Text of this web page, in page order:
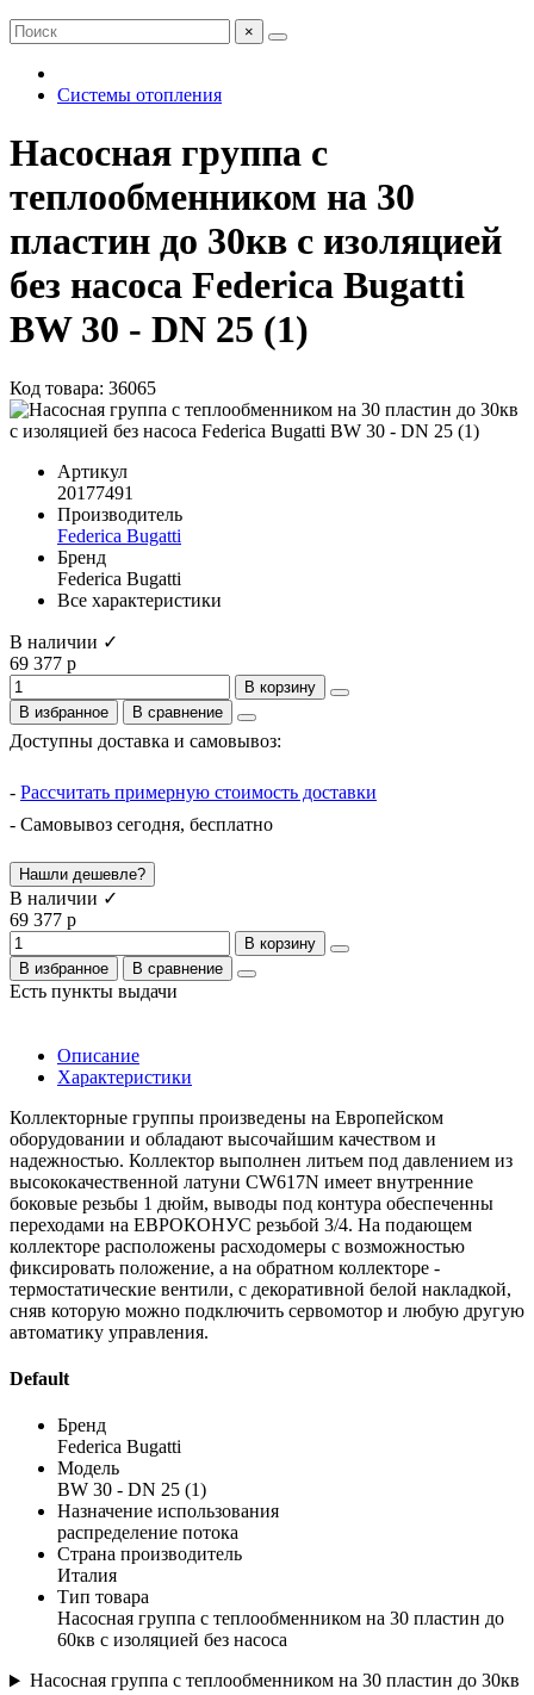
×
Системы отопления
Насосная группа с
теплообменником на 30
пластин до 30кв с изоляцией
без насоса Federica Bugatti
BW 30 - DN 25 (1)
Код товара: 36065
Артикул
20177491
Производитель
Federica Bugatti
Бренд
Federica Bugatti
Все характеристики
В наличии ✓
69 377 р
В корзину
В избранное
В сравнение
Доступны доставка и самовывоз:
- Рассчитать примерную стоимость доставки
- Самовывоз сегодня, бесплатно
Нашли дешевле?
В наличии ✓
69 377 р
В корзину
В избранное
В сравнение
Есть пункты выдачи
Описание
Характеристики
Коллекторные группы произведены на Европейском
оборудовании и обладают высочайшим качеством и
надежностью. Коллектор выполнен литьем под давлением из
высококачественной латуни CW617N имеет внутренние
боковые резьбы 1 дюйм, выводы под контура обеспеченны
переходами на ЕВРОКОНУС резьбой 3/4. На подающем
коллекторе расположены расходомеры с возможностью
фиксировать положение, а на обратном коллекторе -
термостатические вентили, с декоративной белой накладкой,
сняв которую можно подключить сервомотор и любую другую
автоматику управления.
Default
Бренд
Federica Bugatti
Модель
BW 30 - DN 25 (1)
Назначение использования
распределение потока
Страна производитель
Италия
Тип товара
Насосная группа с теплообменником на 30 пластин до
60кв с изоляцией без насоса
Насосная группа с теплообменником на 30 пластин до 30кв